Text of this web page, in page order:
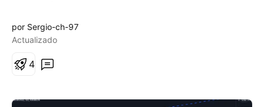
por Sergio-ch-97
Actualizado
4